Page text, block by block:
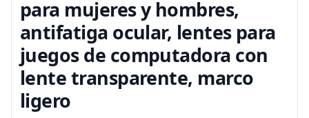
para mujeres y hombres,
antifatiga ocular, lentes para
juegos de computadora con
lente transparente, marco
ligero